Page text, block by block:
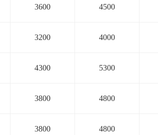
3600 4500
3200 4000
4300 5300
3800 4800
3800 4800